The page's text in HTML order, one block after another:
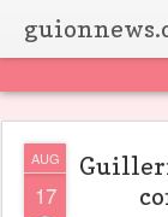
AUG
17